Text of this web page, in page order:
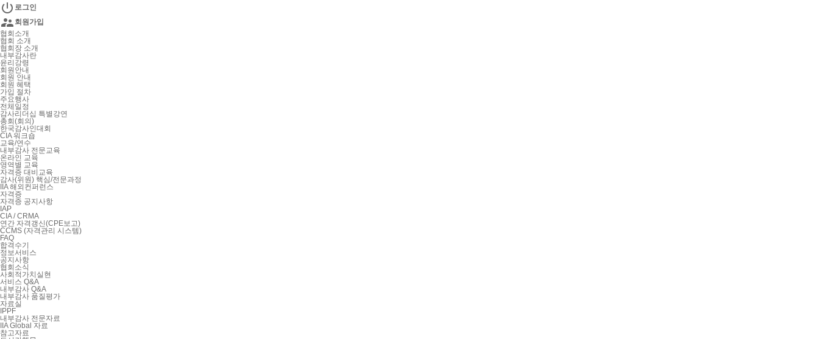
 로그인
 회원가입
협회소개
협회 소개
협회장 소개
내부감사란
윤리강령
회원안내
회원 안내
회원 혜택
가입 절차
주요행사
전체일정
감사리더십 특별강연
총회(회의)
한국감사인대회
CIA 워크숍
교육/연수
내부감사 전문교육
온라인 교육
영역별 교육
자격증 대비교육
감사(위원) 핵심/전문과정
IIA 해외컨퍼런스
자격증
자격증 공지사항
IAP
CIA / CRMA
연간 자격갱신(CPE보고)
CCMS (자격관리 시스템)
FAQ
합격수기
정보서비스
공지사항
협회소식
사회적가치실현
서비스 Q&A
내부감사 Q&A
내부감사 품질평가
자료실
IPPF
내부감사 전문자료
IIA Global 자료
참고자료